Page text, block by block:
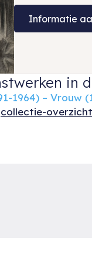
Informatie
in
1964) – Vrouw
collectie-overzicht